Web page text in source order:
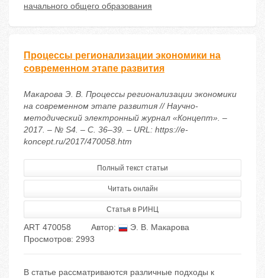
начального общего образования
Процессы регионализации экономики на
современном этапе развития
Макарова Э. В. Процессы регионализации экономики
на современном этапе развития // Научно-
методический электронный журнал «Концепт». –
2017. – № S4. – С. 36–39. – URL: https://e-
koncept.ru/2017/470058.htm
Полный текст статьи
Читать онлайн
Статья в РИНЦ
ART 470058 Автор:
Э. В. Макарова
Просмотров: 2993
В статье рассматриваются различные подходы к